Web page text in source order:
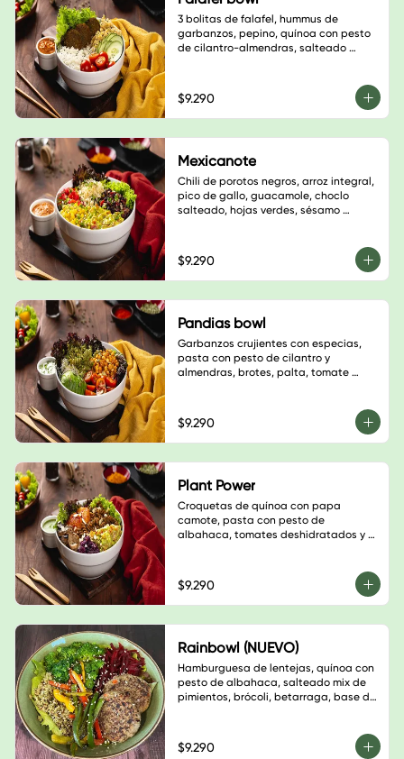
3 bolitas de falafel, hummus de
garbanzos, pepino, quínoa con pesto
de cilantro-almendras, salteado
de hojas verdes y salsa a elección
$9.290
Mexicanote
Chili de porotos negros, arroz integral,
pico de gallo, guacamole, choclo
salteado, hojas verdes, sésamo
$9.290
Pandias bowl
Garbanzos crujientes con especias,
pasta con pesto de cilantro y
almendras, brotes, palta, tomate
$9.290
Plant Power
Croquetas de quínoa con papa
camote, pasta con pesto de
albahaca, tomates deshidratados y
morado, almendras laminadas, hojas
verdes y salsa a elección
$9.290
Rainbowl (NUEVO)
Hamburguesa de lentejas, quínoa con
pesto de albahaca, salteado mix de
pimientos, brócoli, betarraga, base de
$9.290